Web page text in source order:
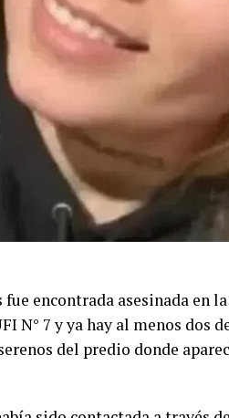
encontrada asesinada en la
N° 7 y ya hay al menos dos
del predio donde